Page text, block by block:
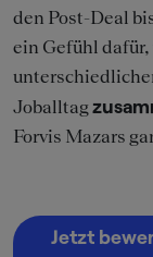
den Post-Deal
ein Gefühl
Joballtag
Forvis Mazars
Jetzt